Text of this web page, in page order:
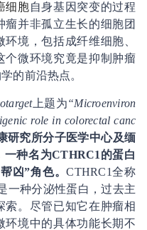
细胞自身基因突变的过程
并非孤立生长的细胞团
境，包括成纤维细胞、
个微环境究竟是抑制肿瘤
的前沿热点。
上题为“Microenviron
role in colorectal canc
研究所分子医学中心及缅
一种名为CTHRC1的蛋白
凶”角色。CTHRC1全称
一种分泌性蛋白，过去主
索。尽管已知它在肿瘤相
环境中的具体功能长期不